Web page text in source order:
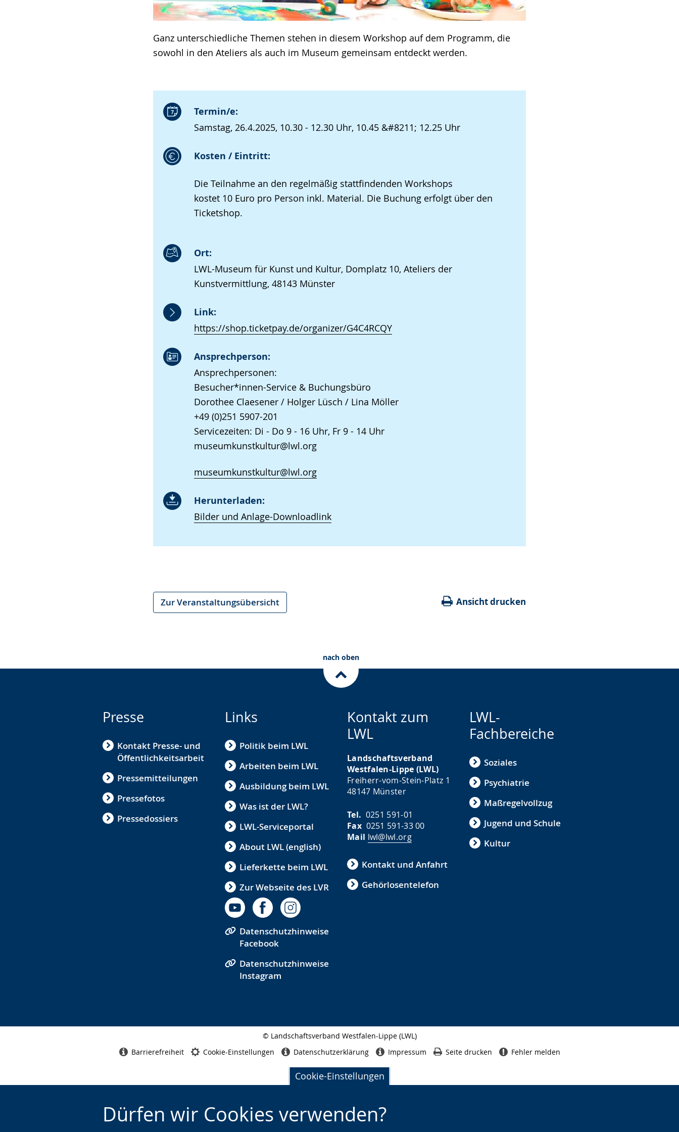
Cookie-Einstellungen
Dürfen wir Cookies verwenden?
Ganz unterschiedliche Themen stehen in diesem Workshop auf dem Programm, die
sowohl in den Ateliers als auch im Museum gemeinsam entdeckt werden.
Termin/e:
Samstag, 26.4.2025, 10.30 - 12.30 Uhr, 10.45 &#8211; 12.25 Uhr
Kosten / Eintritt:
Die Teilnahme an den regelmäßig stattfindenden Workshops
kostet 10 Euro pro Person inkl. Material. Die Buchung erfolgt über den
Ticketshop.
Ort:
LWL-Museum für Kunst und Kultur, Domplatz 10, Ateliers der
Kunstvermittlung, 48143 Münster
Link:
https://shop.ticketpay.de/organizer/G4C4RCQY
Ansprechperson:
Ansprechpersonen:
Besucher*innen-Service & Buchungsbüro
Dorothee Claesener / Holger Lüsch / Lina Möller
+49 (0)251 5907-201
Servicezeiten: Di - Do 9 - 16 Uhr, Fr 9 - 14 Uhr
museumkunstkultur@lwl.org
museumkunstkultur@lwl.org
Herunterladen:
Bilder und Anlage-Downloadlink
Zur Veranstaltungsübersicht Ansicht drucken
nach oben
Presse
Kontakt Presse- und
Öffentlichkeitsarbeit
Pressemitteilungen
Pressefotos
Pressedossiers
Links
Politik beim LWL
Arbeiten beim LWL
Ausbildung beim LWL
Was ist der LWL?
LWL-Serviceportal
About LWL (english)
Lieferkette beim LWL
Zur Webseite des LVR
Datenschutzhinweise
Facebook
Datenschutzhinweise
Instagram
Kontakt zum
LWL
Landschaftsverband
Westfalen-Lippe (LWL)
Freiherr-vom-Stein-Platz 1
48147 Münster
Tel. 0251 591-01
Fax0251 591-33 00
Mail lwl@lwl.org
Kontakt und Anfahrt
Gehörlosentelefon
LWL-
Fachbereiche
Soziales
Psychiatrie
Maßregelvollzug
Jugend und Schule
Kultur
© Landschaftsverband Westfalen-Lippe (LWL)
Barrierefreiheit Cookie-Einstellungen Datenschutzerklärung Impressum Seite drucken Fehler melden